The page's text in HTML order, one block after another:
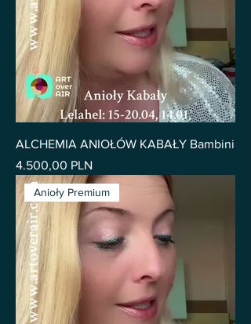
ALCHEMIA ANIOŁÓW KABAŁY Bambini
Pris
4.500,00 PLN
Anioły Premium